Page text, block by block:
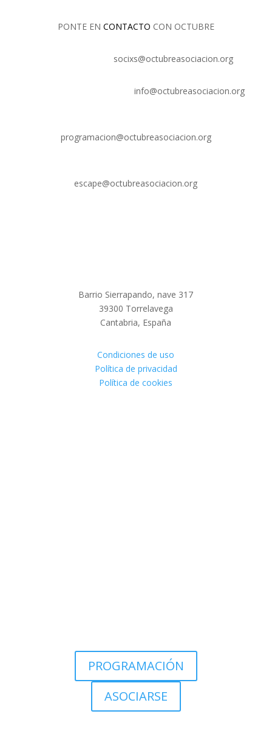
PONTE EN CONTACTO CON OCTUBRE
socixs@octubreasociacion.org
info@octubreasociacion.org
programacion@octubreasociacion.org
escape@octubreasociacion.org
Barrio Sierrapando, nave 317
39300 Torrelavega
Cantabria, España
Condiciones de uso
Política de privacidad
Política de cookies
PROGRAMACIÓN
ASOCIARSE